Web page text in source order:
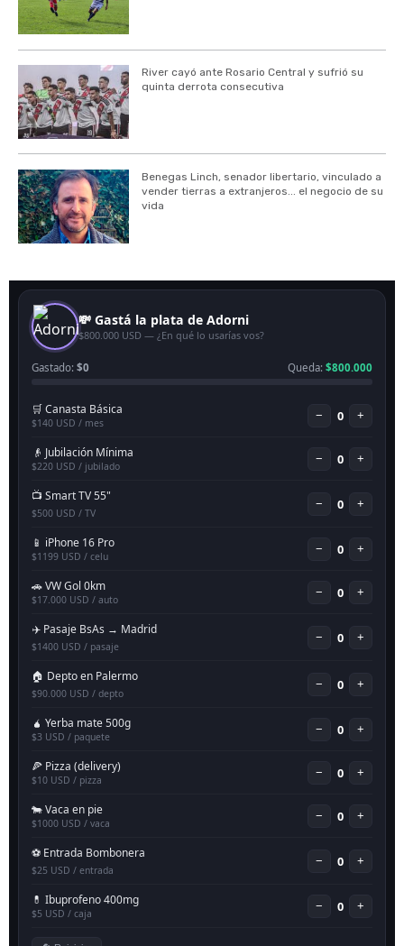
River cayó ante Rosario Central y sufrió su
quinta derrota consecutiva
Benegas Linch, senador libertario, vinculado a
vender tierras a extranjeros... el negocio de su
vida